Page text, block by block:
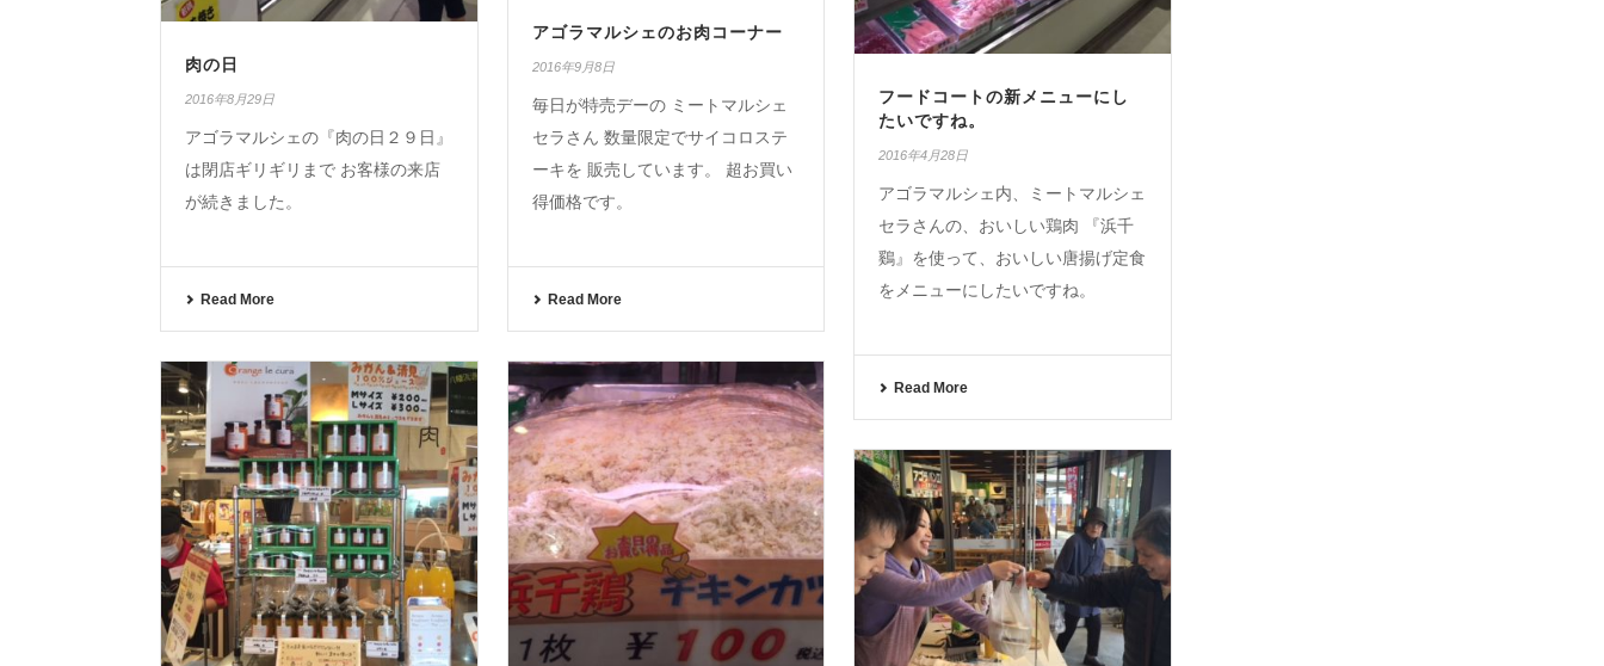
アゴラマルシェのお肉コーナー
2016年9月8日
毎日が特売デーの ミートマルシェ
セラさん 数量限定でサイコロステ
ーキを 販売しています。 超お買い
得価格です。
Read More
肉の日
2016年8月29日
アゴラマルシェの『肉の日２９日』
は閉店ギリギリまで お客様の来店
が続きました。
Read More
フードコートの新メニューにし
たいですね。
2016年4月28日
アゴラマルシェ内、ミートマルシェ
セラさんの、おいしい鶏肉 『浜千
鷄』を使って、おいしい唐揚げ定食
をメニューにしたいですね。
Read More